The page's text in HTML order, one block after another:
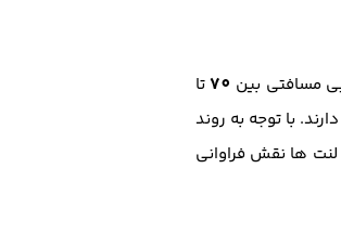
مسافتی بین 70تا
با توجه به روند
ها نقش فراوانی